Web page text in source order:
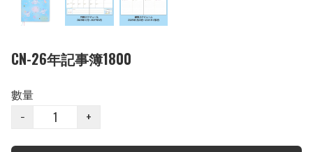
CN-26年記事簿1800
數量
−
+